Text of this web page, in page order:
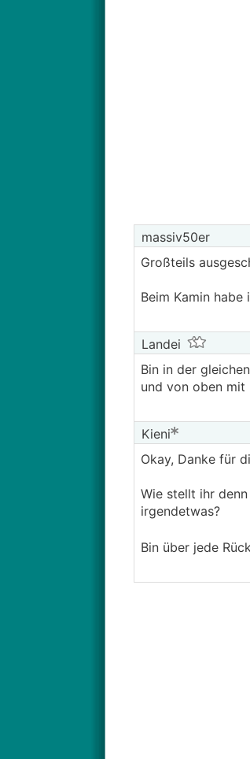
massiv50er
Großteils
Beim Kamin
Landei
Bin in der
und von oben mit
Kieni
Okay, Danke für
Wie stellt ihr
irgendetwas?
Bin über jede